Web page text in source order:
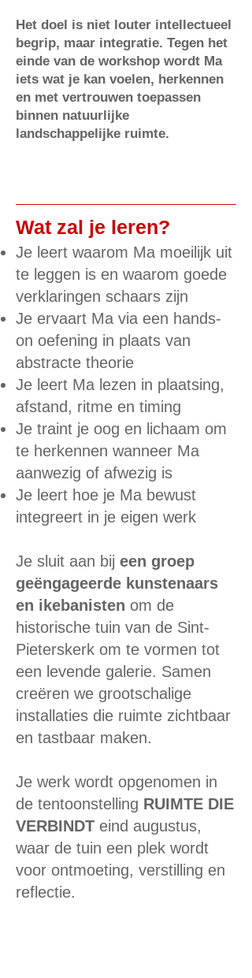
Het doel is niet louter intellectueel
begrip, maar integratie. Tegen het
einde van de workshop wordt Ma
iets wat je kan voelen, herkennen
en met vertrouwen toepassen
binnen natuurlijke
landschappelijke ruimte.
Wat zal je leren?
Je leert waarom Ma moeilijk uit
te leggen is en waarom goede
verklaringen schaars zijn
Je ervaart Ma via een hands-
on oefening in plaats van
abstracte theorie
Je leert Ma lezen in plaatsing,
afstand, ritme en timing
Je traint je oog en lichaam om
te herkennen wanneer Ma
aanwezig of afwezig is
Je leert hoe je Ma bewust
integreert in je eigen werk
Je sluit aan bij een groep
geëngageerde kunstenaars
en ikebanisten om de
historische tuin van de Sint-
Pieterskerk om te vormen tot
een levende galerie. Samen
creëren we grootschalige
installaties die ruimte zichtbaar
en tastbaar maken.
Je werk wordt opgenomen in
de tentoonstelling RUIMTE DIE
VERBINDT eind augustus,
waar de tuin een plek wordt
voor ontmoeting, verstilling en
reflectie.